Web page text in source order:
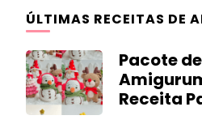
ÚLTIMAS RECEITAS DE
Pacote
Receita